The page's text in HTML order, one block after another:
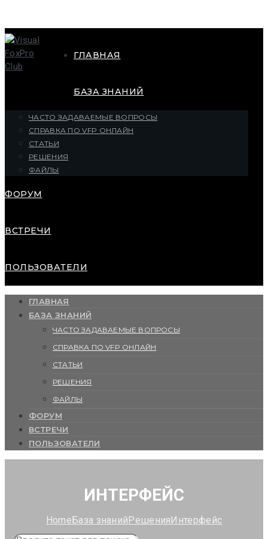
ГЛАВНАЯ
БАЗА ЗНАНИЙ
ЧАСТО ЗАДАВАЕМЫЕ ВОПРОСЫ
СПРАВКА ПО VFP ОНЛАЙН
СТАТЬИ
РЕШЕНИЯ
ФАЙЛЫ
ФОРУМ
ВСТРЕЧИ
ПОЛЬЗОВАТЕЛИ
ГЛАВНАЯ
БАЗА ЗНАНИЙ
ЧАСТО ЗАДАВАЕМЫЕ ВОПРОСЫ
СПРАВКА ПО VFP ОНЛАЙН
СТАТЬИ
РЕШЕНИЯ
ФАЙЛЫ
ФОРУМ
ВСТРЕЧИ
ПОЛЬЗОВАТЕЛИ
ИНТЕРФЕЙС
HomeБаза знанийРешенияИнтерфейс